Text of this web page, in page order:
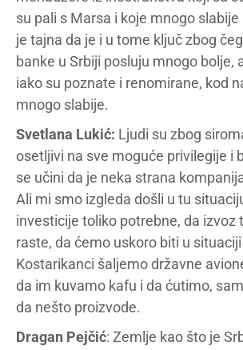
su pali s Marsa i koje mnogo
je tajna da je i u tome ključ zbog
banke u Srbiji posluju mnogo bolje,
iako su poznate i renomirane, kod
mnogo slabije.
Svetlana Lukić: Ljudi su zbog
osetljivi na sve moguće privilegije i
se učini da je neka strana
Ali mi smo izgleda došli u tu
investicije toliko potrebne, da izvoz
raste, da ćemo uskoro biti u
Kostarikanci šaljemo državne
da im kuvamo kafu i da ćutimo,
da nešto proizvode.
Dragan Pejčić: Zemlje kao što je